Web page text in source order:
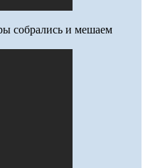
собрались и мешаем